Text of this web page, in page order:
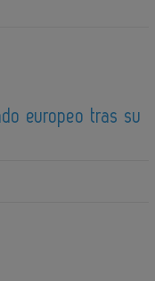
europeo tras su